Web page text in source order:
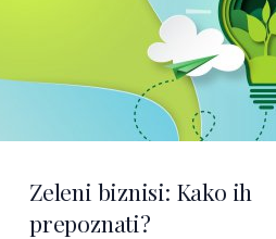
Zeleni biznisi: Kako ih
prepoznati?